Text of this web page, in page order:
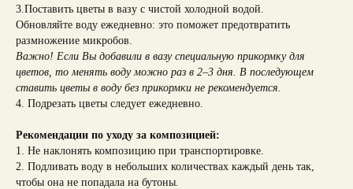
3.Поставить цветы в вазу с чистой холодной водой.
Обновляйте воду ежедневно: это поможет предотвратить
размножение микробов.
Важно! Если Вы добавили в вазу специальную прикормку для
цветов, то менять воду можно раз в 2–3 дня. В последующем
ставить цветы в воду без прикормки не рекомендуется.
4. Подрезать цветы следует ежедневно.
Рекомендации по уходу за композицией:
1. Не наклонять композицию при транспортировке.
2. Подливать воду в небольших количествах каждый день так,
чтобы она не попадала на бутоны.